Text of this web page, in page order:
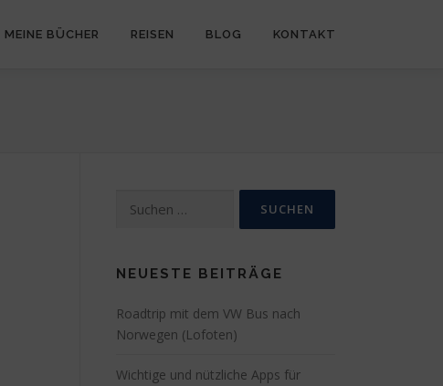
MEINE BÜCHER REISEN BLOG KONTAKT
nach:
NEUESTE BEITRÄGE
Roadtrip mit dem VW Bus nach
Norwegen (Lofoten)
Wichtige und nützliche Apps für